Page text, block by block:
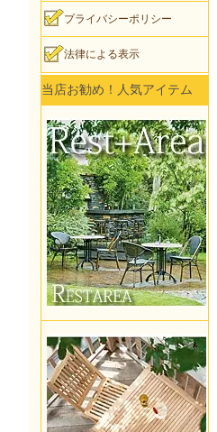
プライバシーポリシー
法律による表示
当店お勧め！人気アイテム